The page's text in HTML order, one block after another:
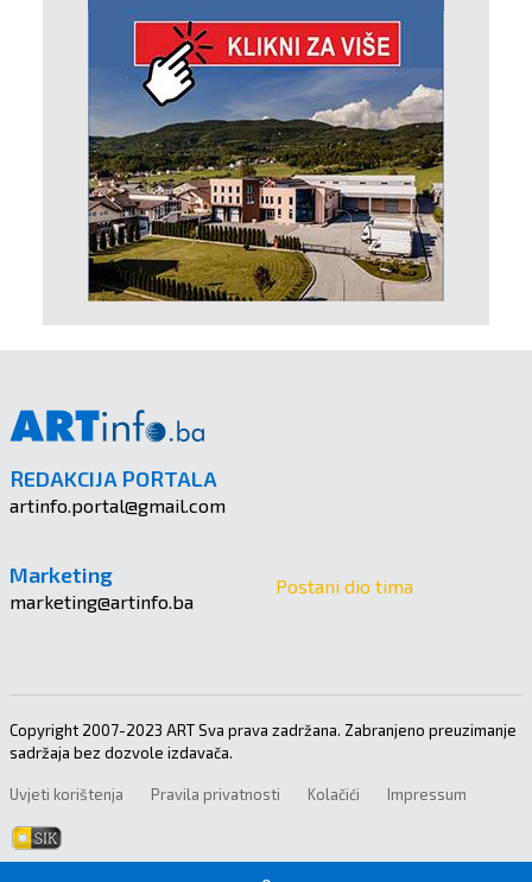
REDAKCIJA PORTALA
artinfo.portal@gmail.com
Marketing
marketing@artinfo.ba
Postani dio tima
Copyright 2007-2023 ART Sva prava zadržana. Zabranjeno preuzimanje
sadržaja bez dozvole izdavača.
Uvjeti korištenja Pravila privatnosti Kolačići Impressum